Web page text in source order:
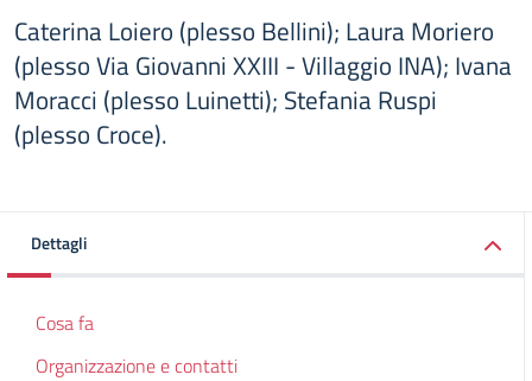
Caterina Loiero (plesso Bellini); Laura Moriero
(plesso Via Giovanni XXIII - Villaggio INA); Ivana
Moracci (plesso Luinetti); Stefania Ruspi
(plesso Croce).
Dettagli
Cosa fa
Organizzazione e contatti